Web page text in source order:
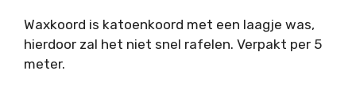
Waxkoord is katoenkoord met een laagje was,
hierdoor zal het niet snel rafelen. Verpakt per 5
meter.